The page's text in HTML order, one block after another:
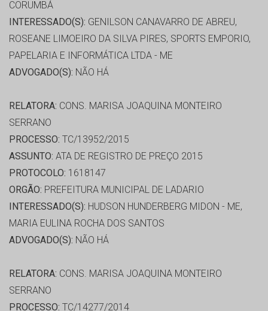
CORUMBÁ
INTERESSADO(S): GENILSON CANAVARRO DE ABREU,
ROSEANE LIMOEIRO DA SILVA PIRES, SPORTS EMPORIO,
PAPELARIA E INFORMÁTICA LTDA - ME
ADVOGADO(S): NÃO HÁ
RELATORA: CONS. MARISA JOAQUINA MONTEIRO
SERRANO
PROCESSO: TC/13952/2015
ASSUNTO: ATA DE REGISTRO DE PREÇO 2015
PROTOCOLO: 1618147
ORGÃO: PREFEITURA MUNICIPAL DE LADARIO
INTERESSADO(S): HUDSON HUNDERBERG MIDON - ME,
MARIA EULINA ROCHA DOS SANTOS
ADVOGADO(S): NÃO HÁ
RELATORA: CONS. MARISA JOAQUINA MONTEIRO
SERRANO
PROCESSO: TC/14277/2014